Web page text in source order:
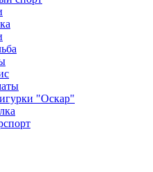
"Оскар"